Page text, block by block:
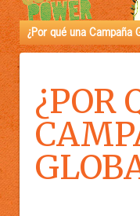
¿Por qué una Campaña
¿POR